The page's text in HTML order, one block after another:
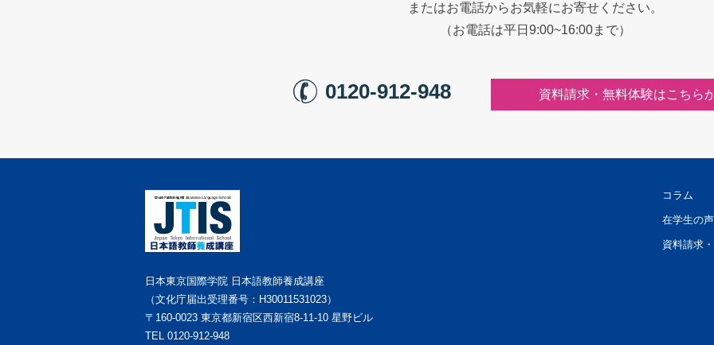
またはお電話からお気軽にお寄せください。
（お電話は平日9:00~16:00まで）
0120-912-948 資料請求・無料体験はこちら
日本東京国際学院 日本語教師養成講座
（文化庁届出受理番号：H30011531023）
〒160-0023 東京都新宿区西新宿8-11-10 星野ビル
TEL 0120-912-948
コラム
在学生の声
資料請求